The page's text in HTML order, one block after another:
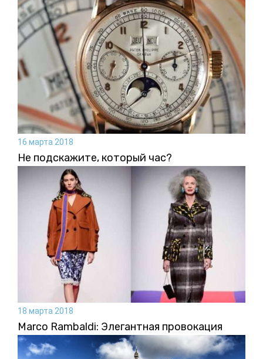
16 марта 2018
Не подскажите, который час?
18 марта 2018
Marco Rambaldi: Элегантная провокация